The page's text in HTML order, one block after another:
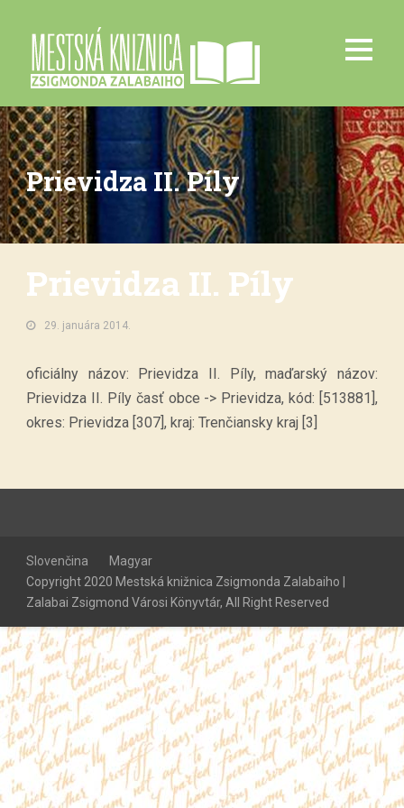
Prievidza II. Píly
Prievidza II. Píly
29. januára 2014.
oficiálny názov: Prievidza II. Píly, maďarský názov:
Prievidza II. Píly časť obce -> Prievidza, kód: [513881],
okres: Prievidza [307], kraj: Trenčiansky kraj [3]
Slovenčina
Magyar
Copyright 2020 Mestská knižnica Zsigmonda Zalabaiho |
Zalabai Zsigmond Városi Könyvtár, All Right Reserved